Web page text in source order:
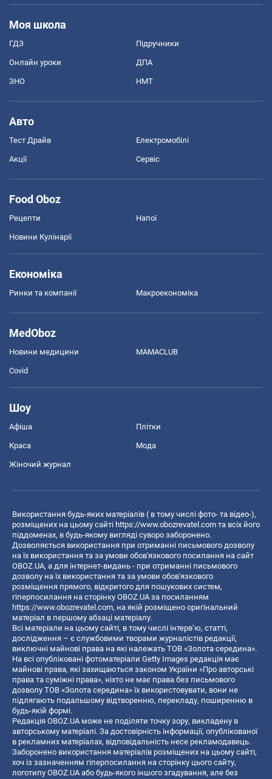
Моя школа
ГДЗ Підручники
Онлайн уроки ДПА
ЗНО НМТ
Авто
Тест Драйв Електромобілі
Акції Сервіс
Food Oboz
Рецепти Напої
Новини Кулінарії
Економіка
Ринки та компанії Макроекономіка
MedOboz
Новини медицини MAMACLUB
Covid
Шоу
Афіша Плітки
Краса Мода
Жіночий журнал
Використання будь-яких матеріалів ( в тому числі фото- та відео-),
розміщених на цьому сайті https://www.obozrevatel.com та всіх його
піддоменах, в будь-якому вигляді суворо заборонено.
Дозволяється використання при отриманні письмового дозволу
на їх використання та за умови обов'язкового посилання на сайт
OBOZ.UA, а для інтернет-видань - при отриманні письмового
дозволу на їх використання та за умови обов'язкового
розміщення прямого, відкритого для пошукових систем,
гіперпосилання на сторінку OBOZ.UA за посиланням
https://www.obozrevatel.com, на якій розміщено оригінальний
матеріал в першому абзаці матеріалу.
Всі матеріали на цьому сайті, в тому числі інтерв’ю, статті,
дослідження – є службовими творами журналістів редакції,
виключні майнові права на які належать ТОВ «Золота середина».
На всі опубліковані фотоматеріали Getty Images редакція має
майнові права, які захищаються законом України «Про авторські
права та суміжні права», ніхто не має права без письмового
дозволу ТОВ «Золота середина» їх використовувати, вони не
підлягають подальшому відтворенню, перекладу, поширенню в
будь-якій формі.
Редакція OBOZ.UA може не поділяти точку зору, викладену в
авторському матеріалі. За достовірність інформації, опублікованої
в рекламних матеріалах, відповідальність несе рекламодавець.
Заборонено використання матеріалів розміщених на цьому сайті,
хоч із зазначенням гіперпосилання на сторінку цього сайту,
логотипу OBOZ.UA або будь-якого іншого згадування, але без